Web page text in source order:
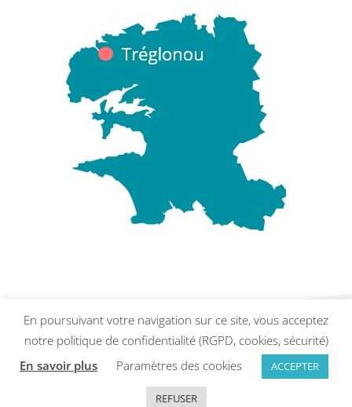
Mentions légales·Plan du site
Site réalisé par
Abergraphique
En poursuivant votre navigation sur ce site, vous acceptez
notre politique de confidentialité (RGPD, cookies, sécurité)
En savoir plus
Paramètres des cookies ACCEPTER
REFUSER